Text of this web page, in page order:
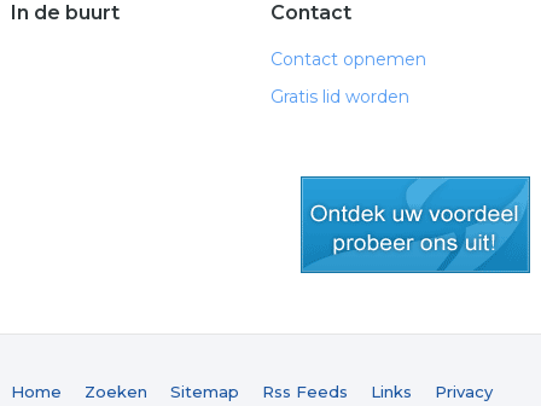
In de buurt Contact
Contact opnemen
Gratis lid worden
Home Zoeken Sitemap Rss Feeds Links Privacy